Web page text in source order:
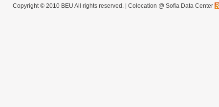
Copyright © 2010 BEU All rights reserved. | Colocation @ Sofia Data Center